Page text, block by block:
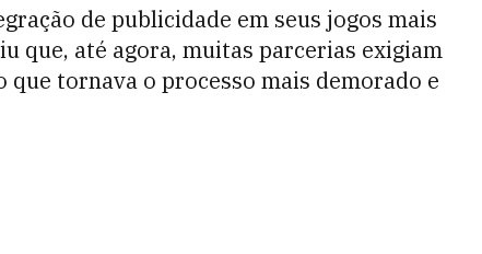
de publicidade em seus jogos mais
que, até agora, muitas parcerias exigiam
tornava o processo mais demorado e